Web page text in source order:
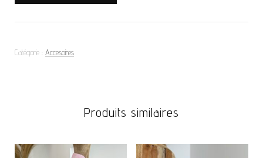
Catégorie : Accesoires
Produits similaires